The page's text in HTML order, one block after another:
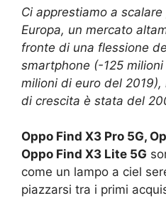
Ci apprestiamo a
Europa, un mercato
fronte di una flessione
smartphone (-125
milioni di euro del
di crescita è stata del
Oppo Find X3 Pro 5G,
Oppo Find X3 Lite 5G
come un lampo a ciel
piazzarsi tra i primi